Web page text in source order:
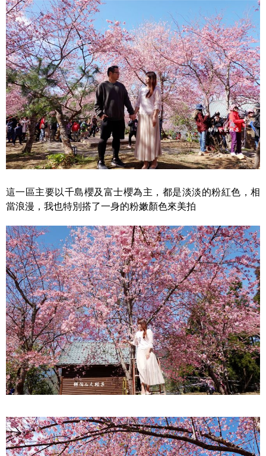
這一區主要以千島櫻及富士櫻為主，都是淡淡的粉紅色，相
當浪漫，我也特別搭了一身的粉嫩顏色來美拍